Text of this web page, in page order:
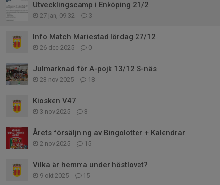
Utvecklingscamp i Enköping 21/2
27 jan, 09:32 3
Info Match Mariestad lördag 27/12
26 dec 2025 0
Julmarknad för A-pojk 13/12 S-näs
23 nov 2025 18
Kiosken V47
3 nov 2025 3
Årets försäljning av Bingolotter + Kalendrar
2 nov 2025 15
Vilka är hemma under höstlovet?
9 okt 2025 15